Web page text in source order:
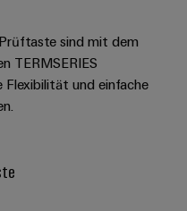
sind mit dem
TERMSERIES
und einfache